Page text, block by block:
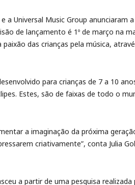
e a Universal Music Group
de lançamento é 1º de março na
paixão das crianças pela música,
para crianças de 7 a 10
Estes, são de faixas de todo o
a imaginação da próxima
criativamente”, conta Julia
a partir de uma pesquisa